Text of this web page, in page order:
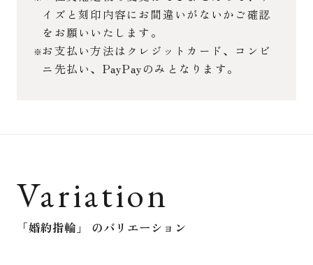
イズと刻印内容にお間違いがないかご確認
をお願いいたします。
お支払い方法はクレジットカード、コンビ
ニ先払い、PayPayのみとなります。
Variation
「婚約指輪」 のバリエーション